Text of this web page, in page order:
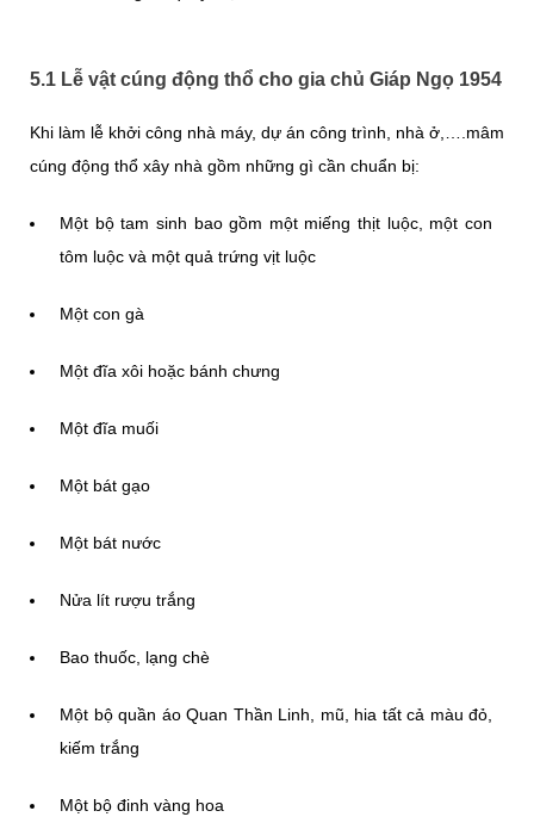
5.1 Lễ vật cúng động thổ cho gia chủ Giáp Ngọ 1954
Khi làm lễ khởi công nhà máy, dự án công trình, nhà ở,….mâm
cúng động thổ xây nhà gồm những gì cần chuẩn bị:
Một bộ tam sinh bao gồm một miếng thịt luộc, một con
tôm luộc và một quả trứng vịt luộc
Một con gà
Một đĩa xôi hoặc bánh chưng
Một đĩa muối
Một bát gạo
Một bát nước
Nửa lít rượu trắng
Bao thuốc, lạng chè
Một bộ quần áo Quan Thần Linh, mũ, hia tất cả màu đỏ,
kiếm trắng
Một bộ đinh vàng hoa